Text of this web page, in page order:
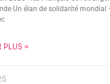
Un élan de solidarité mondial
PLUS »